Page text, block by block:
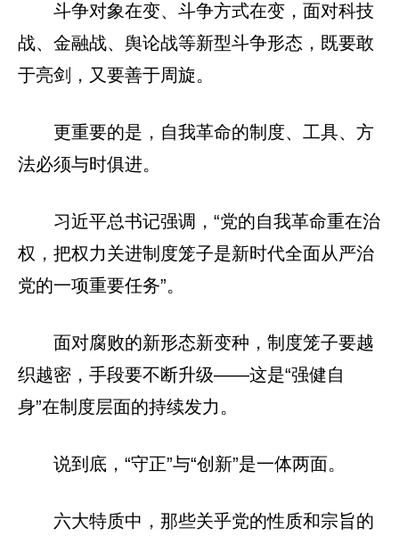
斗争对象在变、斗争方式在变，面对科技
战、金融战、舆论战等新型斗争形态，既要敢
于亮剑，又要善于周旋。
更重要的是，自我革命的制度、工具、方
法必须与时俱进。
习近平总书记强调，“党的自我革命重在治
权，把权力关进制度笼子是新时代全面从严治
党的一项重要任务”。
面对腐败的新形态新变种，制度笼子要越
织越密，手段要不断升级——这是“强健自
身”在制度层面的持续发力。
说到底，“守正”与“创新”是一体两面。
六大特质中，那些关乎党的性质和宗旨的